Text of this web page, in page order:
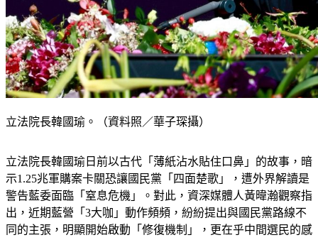
立法院長韓國瑜。（資料照／華子琛攝）
立法院長韓國瑜日前以古代「薄紙沾水貼住口鼻」的故事，暗
示1.25兆軍購案卡關恐讓國民黨「四面楚歌」，遭外界解讀是
警告藍委面臨「窒息危機」。對此，資深媒體人黃暐瀚觀察指
出，近期藍營「3大咖」動作頻頻，紛紛提出與國民黨路線不
同的主張，明顯開始啟動「修復機制」，更在乎中間選民的感